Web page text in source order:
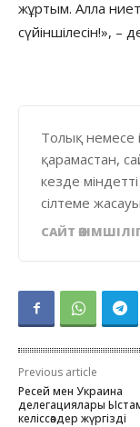
жұртым. Алла
сүйіншілесін!», –
Толық немесе
қарамастан,
кезде
сілтеме
САЙТ
Previous article
Ресей мен Украина
делегациялары
келіссөздер жүргізді